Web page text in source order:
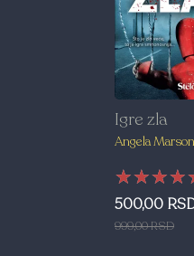
Igre zla
Angela
500,00
999,00 RSD